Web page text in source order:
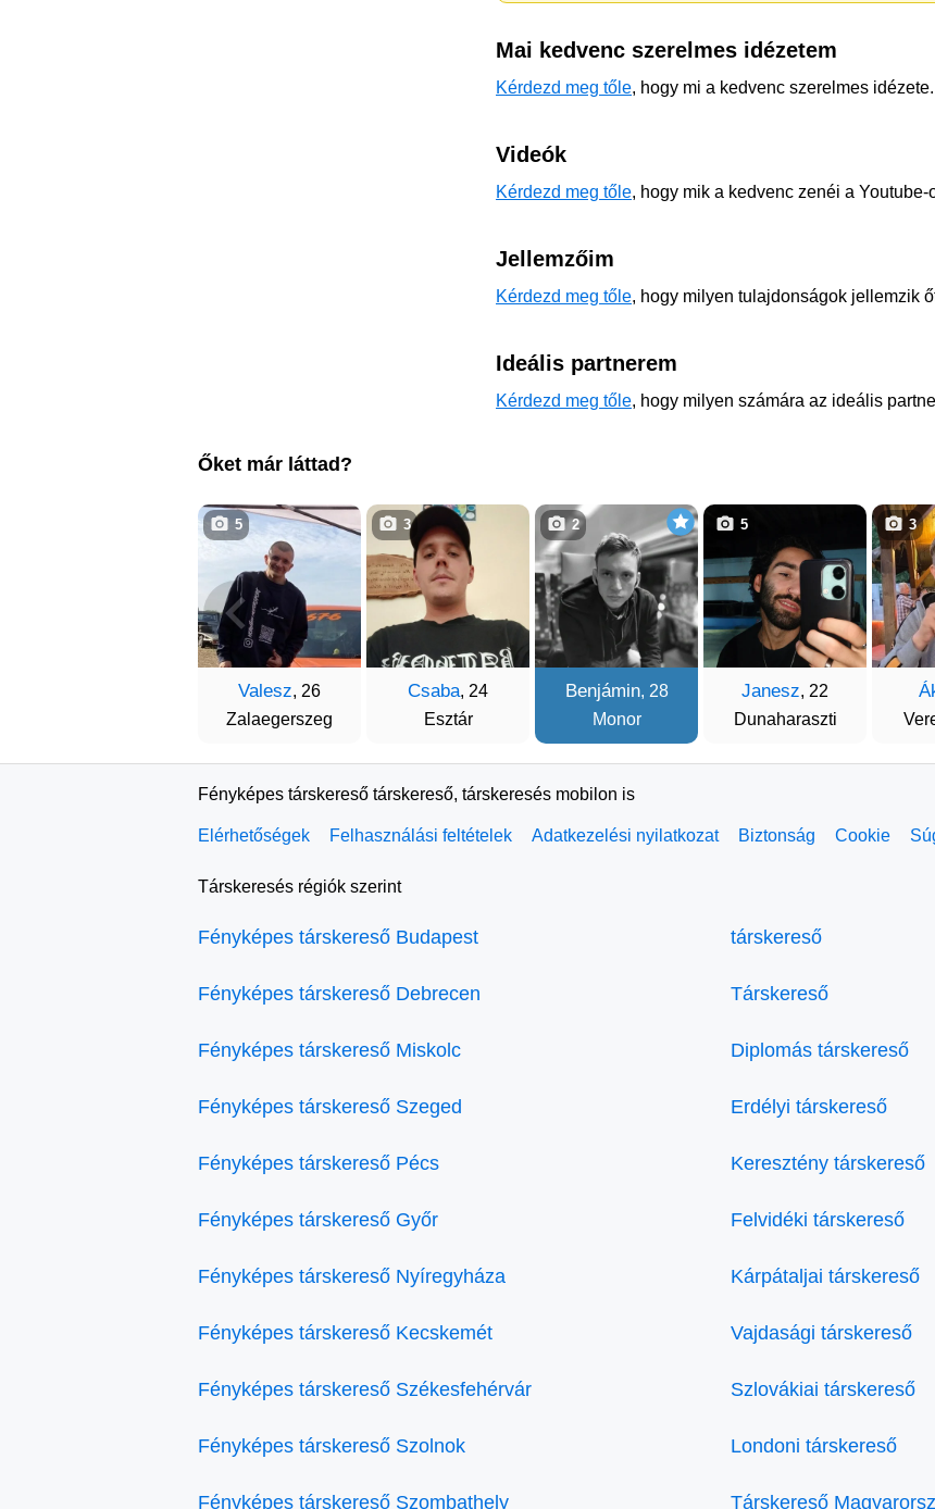
Mai kedvenc szerelmes idézetem
Kérdezd meg tőle, hogy mi a kedvenc szerelmes idézete.
Videók
Kérdezd meg tőle, hogy mik a kedvenc zenéi a Youtube-
Jellemzőim
Kérdezd meg tőle, hogy milyen tulajdonságok jellemzik
Ideális partnerem
Kérdezd meg tőle, hogy milyen számára az ideális
Őket már láttad?
Valesz, 26
Zalaegerszeg
5
Csaba, 24
Esztár
3
Benjámin, 28
Monor
2
Janesz, 22
Dunaharaszti
5 3
Fényképes társkereső társkereső, társkeresés mobilon is
Elérhetőségek Felhasználási feltételek Adatkezelési nyilatkozat Biztonság Cookie
Társkeresés régiók szerint
Fényképes társkereső Budapest
Fényképes társkereső Debrecen
Fényképes társkereső Miskolc
Fényképes társkereső Szeged
Fényképes társkereső Pécs
Fényképes társkereső Győr
Fényképes társkereső Nyíregyháza
Fényképes társkereső Kecskemét
Fényképes társkereső Székesfehérvár
Fényképes társkereső Szolnok
Fényképes társkereső Szombathely
társkereső
Társkereső
Diplomás társkereső
Erdélyi társkereső
Keresztény társkereső
Felvidéki társkereső
Kárpátaljai társkereső
Vajdasági társkereső
Szlovákiai társkereső
Londoni társkereső
Társkereső